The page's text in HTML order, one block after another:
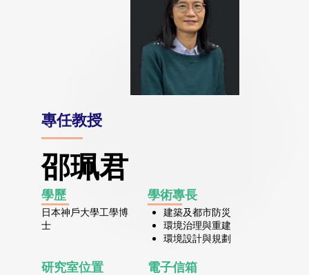
專任教授
邵珮君
學歷
日本神戶大學工學博
士
學術專長
建築及都市防災
環境治理與重建
環境設計與規劃
研究室位置 電子信箱